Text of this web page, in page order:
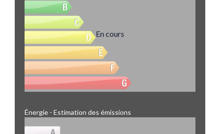
En cours
Énergie - Estimation des émissions